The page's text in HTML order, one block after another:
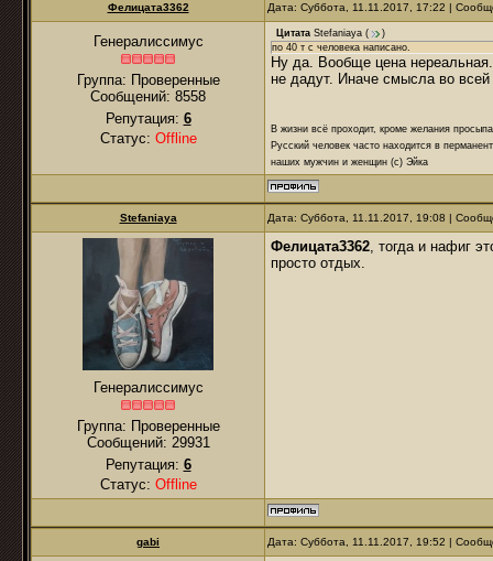
Фелицата3362 Дата: Суббота, 11.11.2017, 17:22 |
Генералиссимус
Группа: Проверенные
Сообщений: 8558
Репутация: 6
Статус: Offline
Цитата Stefaniaya (
)
по 40 т с человека написано.
Ну да. Вообще цена
не дадут. Иначе смысла во
В жизни всё проходит, кроме желания
Русский человек часто находится в
наших мужчин и женщин (с) Эйка
Stefaniaya Дата: Суббота, 11.11.2017, 19:08 |
Генералиссимус
Группа: Проверенные
Сообщений: 29931
Репутация: 6
Статус: Offline
Фелицата3362, тогда и нафиг
просто отдых.
gabi Дата: Суббота, 11.11.2017, 19:52 |